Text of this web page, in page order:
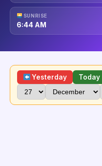
SUNRISE
6:44 AM
Yesterday Today